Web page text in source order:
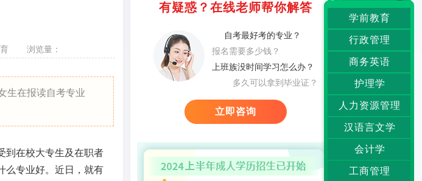
浏览量：
生在报读自考专业
到在校大专生及在职者
么专业好。近日，就有
有疑惑？在线老师帮你解答
自考最好考的专业？
报名需要多少钱？
上班族没时间学习怎么办？
多久可以拿到毕业证？
立即咨询
学前教育
行政管理
商务英语
护理学
人力资源管理
汉语言文学
会计学
工商管理